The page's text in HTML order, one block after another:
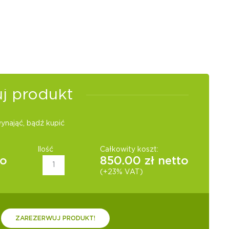
produkt
bądź kupić
Ilość Całkowity koszt:
850.00 zł netto
(+23% VAT)
ZAREZERWUJ PRODUKT!